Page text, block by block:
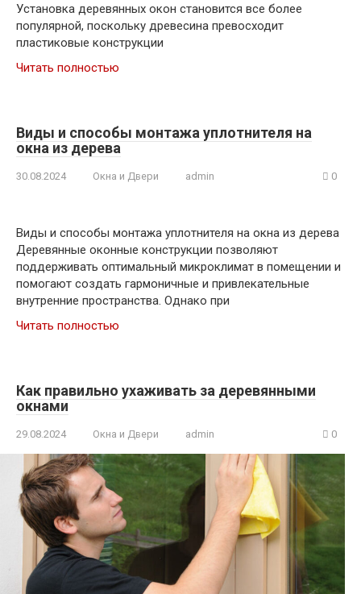
Установка деревянных окон становится все более
популярной, поскольку древесина превосходит
пластиковые конструкции
Читать полностью
Виды и способы монтажа уплотнителя на
окна из дерева
30.08.2024 Окна и Двери admin 0
Виды и способы монтажа уплотнителя на окна из дерева
Деревянные оконные конструкции позволяют
поддерживать оптимальный микроклимат в помещении и
помогают создать гармоничные и привлекательные
внутренние пространства. Однако при
Читать полностью
Как правильно ухаживать за деревянными
окнами
29.08.2024 Окна и Двери admin 0